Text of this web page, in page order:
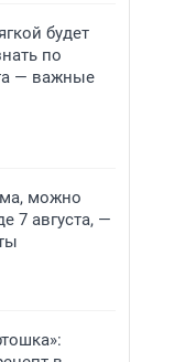
будет
по
— важные
можно
7 августа, —